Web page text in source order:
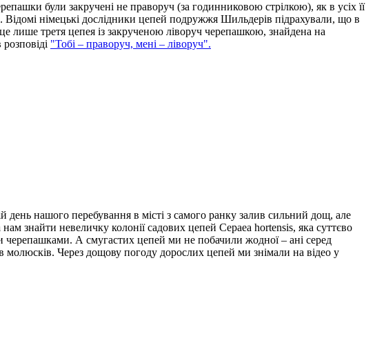
були закручені не праворуч (за годинниковою стрілкою), як в усіх її
Відомі німецькі дослідники цепей подружжя Шильдерів підрахували, що в
лише третя цепея із закрученою ліворуч черепашкою, знайдена на
"Тобі – праворуч, мені – ліворуч".
нашого перебування в місті з самого ранку залив сильний дощ, але
знайти невеличку колонії садових цепей Cepaea hortensis, яка суттєво
черепашками. А смугастих цепей ми не побачили жодної – ані серед
Через дощову погоду дорослих цепей ми знімали на відео у